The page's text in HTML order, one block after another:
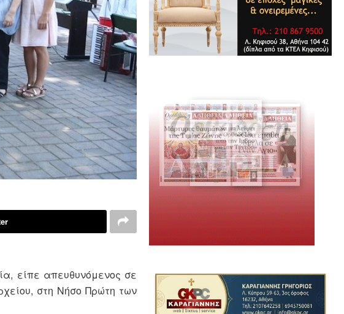
είπε απευθυνόμενος σε
στη Νήσο Πρώτη των